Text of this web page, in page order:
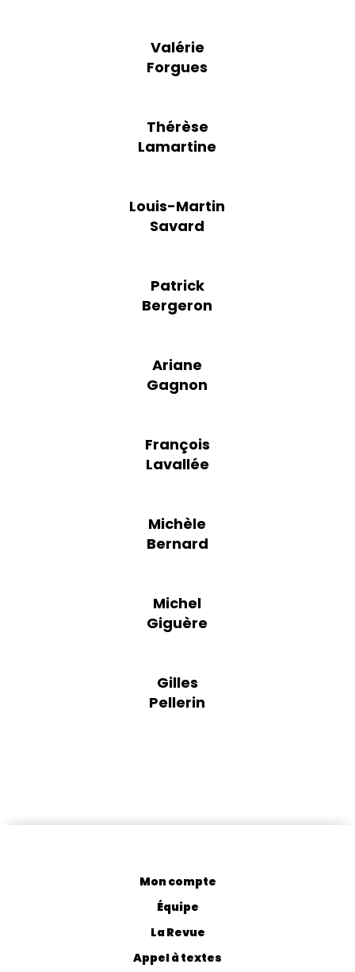
Valérie
Forgues
Thérèse
Lamartine
Louis-Martin
Savard
Patrick
Bergeron
Ariane
Gagnon
François
Lavallée
Michèle
Bernard
Michel
Giguère
Gilles
Pellerin
Mon compte
Équipe
La Revue
Appel à textes